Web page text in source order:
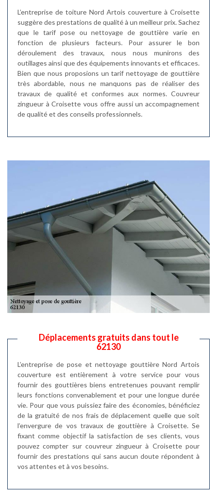
L’entreprise de toiture Nord Artois couverture à Croisette
suggère des prestations de qualité à un meilleur prix. Sachez
que le tarif pose ou nettoyage de gouttière varie en
fonction de plusieurs facteurs. Pour assurer le bon
déroulement des travaux, nous nous munirons des
outillages ainsi que des équipements innovants et efficaces.
Bien que nous proposions un tarif nettoyage de gouttière
très abordable, nous ne manquons pas de réaliser des
travaux de qualité et conformes aux normes. Couvreur
zingueur à Croisette vous offre aussi un accompagnement
de qualité et des conseils professionnels.
Déplacements gratuits dans tout le
62130
L’entreprise de pose et nettoyage gouttière Nord Artois
couverture est entièrement à votre service pour vous
fournir des gouttières biens entretenues pouvant remplir
leurs fonctions convenablement et pour une longue durée
vie. Pour que vous puissiez faire des économies, bénéficiez
de la gratuité de nos frais de déplacement quelle que soit
l’envergure de vos travaux de gouttière à Croisette. Se
fixant comme objectif la satisfaction de ses clients, vous
pouvez compter sur couvreur zingueur à Croisette pour
fournir des prestations qui sans aucun doute répondent à
vos attentes et à vos besoins.